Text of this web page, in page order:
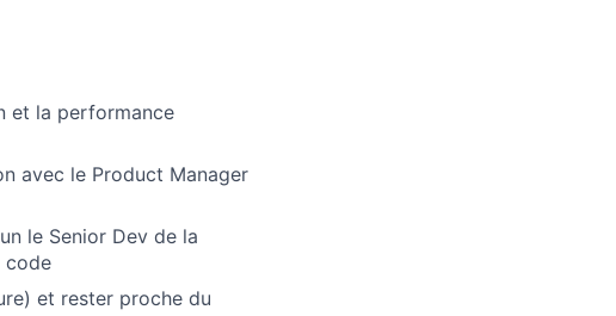
et la performance
avec le Product Manager
le Senior Dev de la
code
et rester proche du